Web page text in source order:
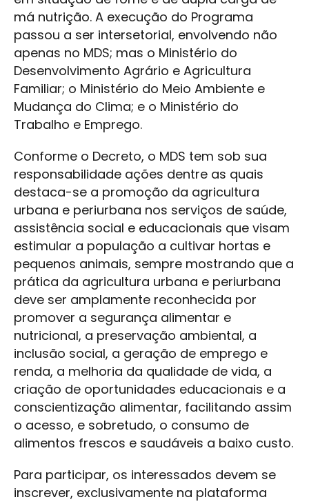
má nutrição. A execução do Programa
passou a ser intersetorial, envolvendo não
apenas no MDS; mas o Ministério do
Desenvolvimento Agrário e Agricultura
Familiar; o Ministério do Meio Ambiente e
Mudança do Clima; e o Ministério do
Trabalho e Emprego.
Conforme o Decreto, o MDS tem sob sua
responsabilidade ações dentre as quais
destaca-se a promoção da agricultura
urbana e periurbana nos serviços de saúde,
assistência social e educacionais que visam
estimular a população a cultivar hortas e
pequenos animais, sempre mostrando que a
prática da agricultura urbana e periurbana
deve ser amplamente reconhecida por
promover a segurança alimentar e
nutricional, a preservação ambiental, a
inclusão social, a geração de emprego e
renda, a melhoria da qualidade de vida, a
criação de oportunidades educacionais e a
conscientização alimentar, facilitando assim
o acesso, e sobretudo, o consumo de
alimentos frescos e saudáveis a baixo custo.
Para participar, os interessados devem se
inscrever, exclusivamente na plataforma